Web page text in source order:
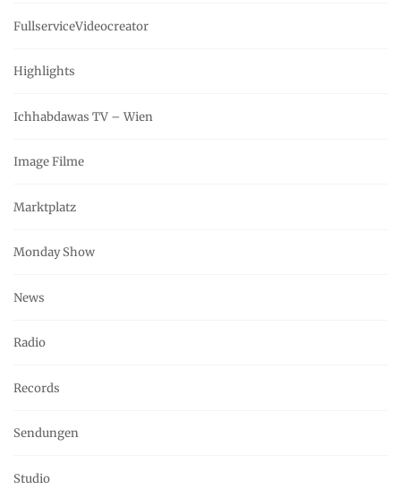
FullserviceVideocreator
Highlights
Ichhabdawas TV – Wien
Image Filme
Marktplatz
Monday Show
News
Radio
Records
Sendungen
Studio